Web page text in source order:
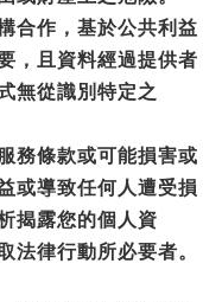
合作，基於公共利益
，且資料經過提供者
無從識別特定之
務條款或可能損害或
或導致任何人遭受損
揭露您的個人資
法律行動所必要者。